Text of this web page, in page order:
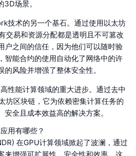
场景。
技术的另一个基石。通过使用以太坊
交易和资源分配都是透明且不可篡改
户之间的信任，因为他们可以随时验
智能合约的使用自动化了网络中的许
风险并增强了整体安全性。
性能计算领域的重大进步。通过去中
坊区块链，它为依赖密集计算任务的
全且成本效益高的解决方案。
用有哪些？
在GPU计算领域掀起了波澜，通过
来增强可扩展性、安全性和效率。这